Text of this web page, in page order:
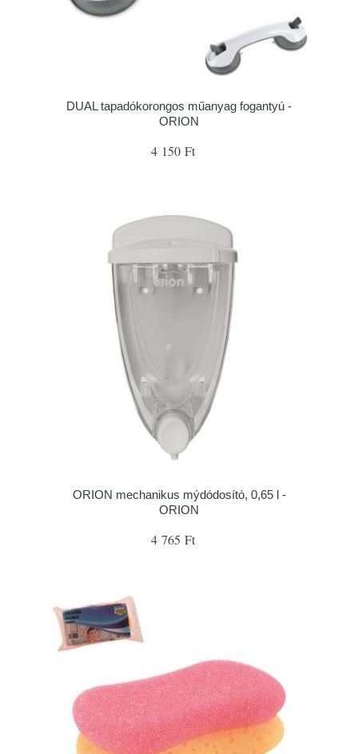
DUAL tapadókorongos műanyag fogantyú -
ORION
4 150 Ft
ORION mechanikus mýdódosító, 0,65 l -
ORION
4 765 Ft